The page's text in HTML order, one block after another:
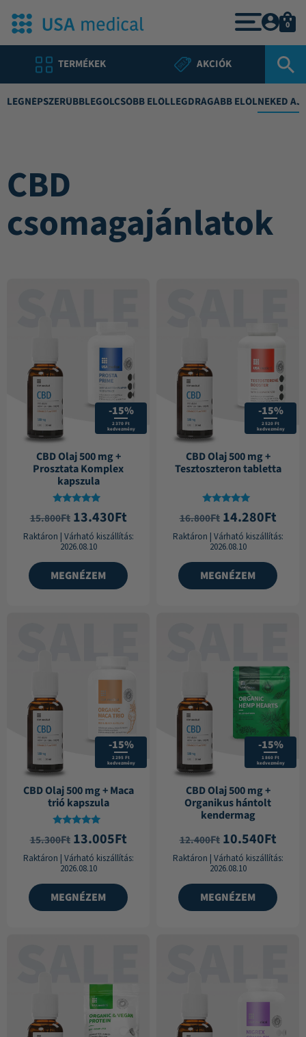
TERMÉKEK AKCIÓK
0
LEGNÉPSZERŰBBLEGOLCSÓBB ELŐLLEGDRÁGÁBB ELŐLNEKED
CBD
csomagajánlatok
-15%
2 370 Ft
kedvezmény
CBD Olaj 500 mg +
Prosztata Komplex
kapszula
Értékelés:
4.71
15.800Ft 13.430Ft
Raktáron | Várható kiszállítás:
2026.08.10
MEGNÉZEM
-15%
2 520 Ft
kedvezmény
CBD Olaj 500 mg +
Tesztoszteron tabletta
Értékelés:
5.00
16.800Ft 14.280Ft
Raktáron | Várható kiszállítás:
2026.08.10
MEGNÉZEM
-15%
2 295 Ft
kedvezmény
CBD Olaj 500 mg + Maca
trió kapszula
Értékelés:
5.00
15.300Ft 13.005Ft
Raktáron | Várható kiszállítás:
2026.08.10
MEGNÉZEM
-15%
1 860 Ft
kedvezmény
CBD Olaj 500 mg +
Organikus hántolt
kendermag
12.400Ft 10.540Ft
Raktáron | Várható kiszállítás:
2026.08.10
MEGNÉZEM